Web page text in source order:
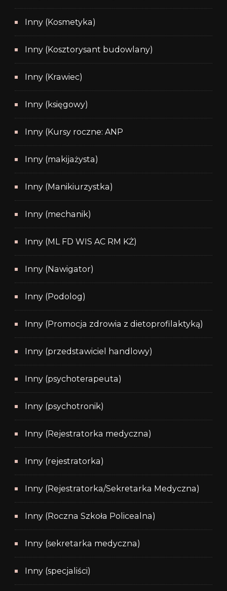
Inny (Kosmetyka)
Inny (Kosztorysant budowlany)
Inny (Krawiec)
Inny (księgowy)
Inny (Kursy roczne: ANP
Inny (makijażysta)
Inny (Manikiurzystka)
Inny (mechanik)
Inny (ML FD WIS AC RM KŻ)
Inny (Nawigator)
Inny (Podolog)
Inny (Promocja zdrowia z dietoprofilaktyką)
Inny (przedstawiciel handlowy)
Inny (psychoterapeuta)
Inny (psychotronik)
Inny (Rejestratorka medyczna)
Inny (rejestratorka)
Inny (Rejestratorka/Sekretarka Medyczna)
Inny (Roczna Szkoła Policealna)
Inny (sekretarka medyczna)
Inny (specjaliści)